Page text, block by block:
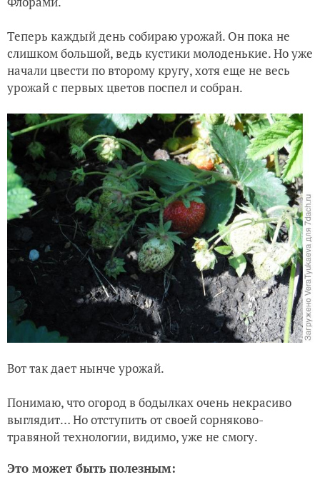
Теперь каждый день собираю урожай. Он пока не
слишком большой, ведь кустики молоденькие. Но уже
начали цвести по второму кругу, хотя еще не весь
урожай с первых цветов поспел и собран.
Вот так дает нынче урожай.
Понимаю, что огород в бодылках очень некрасиво
выглядит… Но отступить от своей сорняково-
травяной технологии, видимо, уже не смогу.
Это может быть полезным: